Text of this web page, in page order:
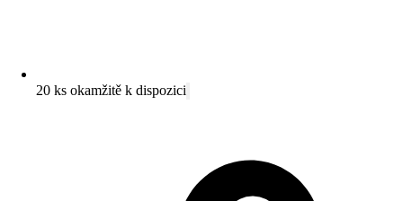
20 ks okamžitě k dispozici